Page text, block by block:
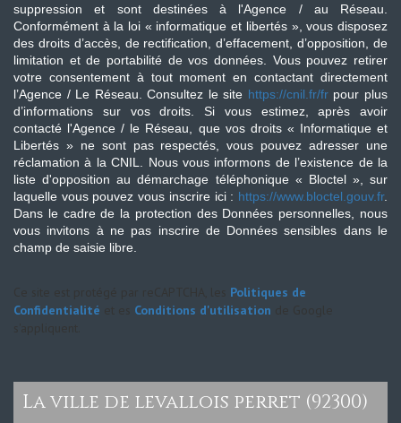
suppression et sont destinées à l'Agence / au Réseau.
Conformément à la loi « informatique et libertés », vous disposez
des droits d’accès, de rectification, d’effacement, d’opposition, de
limitation et de portabilité de vos données. Vous pouvez retirer
votre consentement à tout moment en contactant directement
l’Agence / Le Réseau. Consultez le site https://cnil.fr/frpour plus
d’informations sur vos droits. Si vous estimez, après avoir
contacté l'Agence / le Réseau, que vos droits « Informatique et
Libertés » ne sont pas respectés, vous pouvez adresser une
réclamation à la CNIL. Nous vous informons de l’existence de la
liste d'opposition au démarchage téléphonique « Bloctel », sur
laquelle vous pouvez vous inscrire ici : https://www.bloctel.gouv.fr.
Dans le cadre de la protection des Données personnelles, nous
vous invitons à ne pas inscrire de Données sensibles dans le
champ de saisie libre.
Politiques de
Confidentialité
Conditions d'utilisation
la ville de levallois perret (92300)